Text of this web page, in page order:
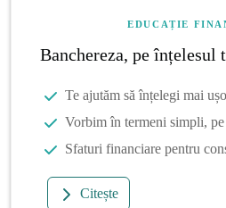
EDUCAȚIE
Banchereza, pe înțelesul
Te ajutăm să înțelegi mai
Vorbim în termeni simpli,
Sfaturi financiare pentru
Citește